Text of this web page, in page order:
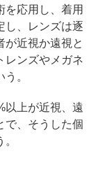
を応用し、着用
し、レンズは逐
が近視か遠視と
レンズやメガネ
。
上が近視、遠
で、そうした個